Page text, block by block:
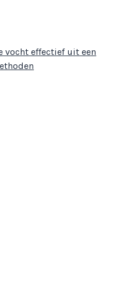
vocht effectief uit een